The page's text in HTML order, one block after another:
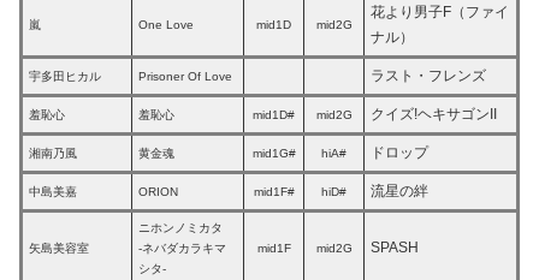
嵐 One Love mid1D mid2G
花より男子F（ファイ
ナル）
宇多田ヒカル Prisoner Of Love ラスト・フレンズ
羞恥心 羞恥心 mid1D# mid2G クイズ!ヘキサゴンII
湘南乃風 黄金魂 mid1G# hiA# ドロップ
中島美嘉 ORION mid1F# hiD# 流星の絆
矢島美容室
ニホンノミカタ
-ネバダカラキマ
シタ-
mid1F mid2G SPASH